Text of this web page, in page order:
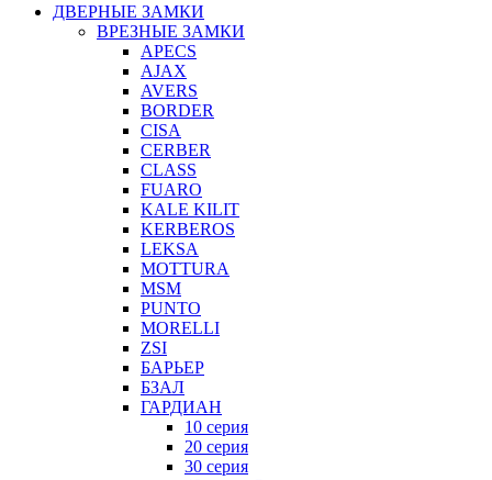
ДВЕРНЫЕ ЗАМКИ
ВРЕЗНЫЕ ЗАМКИ
APECS
AJAX
AVERS
BORDER
CISA
CERBER
CLASS
FUARO
KALE KILIT
KERBEROS
LEKSA
MOTTURA
MSM
PUNTO
MORELLI
ZSI
БАРЬЕР
БЗАЛ
ГАРДИАН
10 серия
20 серия
30 серия